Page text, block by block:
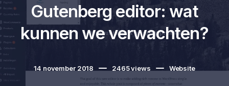
Gutenberg editor: wat
kunnen we verwachten?
14 november 2018 2465views Website